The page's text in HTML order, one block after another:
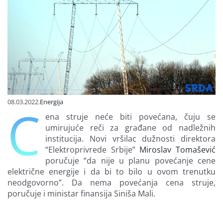
Finansiranje
O nama
08.03.2022.Energija
C
ena struje neće biti povećana, čuju se
umirujuće reči za građane od nadležnih
institucija. Novi vršilac dužnosti direktora
“Elektroprivrede Srbije” Miroslav Tomašević
poručuje “da nije u planu povećanje cene
električne energije i da bi to bilo u ovom trenutku
neodgovorno”. Da nema povećanja cena struje,
poručuje i ministar finansija Siniša Mali.